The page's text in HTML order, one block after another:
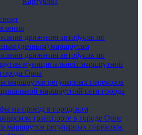
движения автобусов по
(дачным) маршрутам
движения автобусов по
муниципальной маршрутной
Орла
маршрутов регулярных перевозок
маршрутной сети города
на проезд в городском
транспорте в городе Орле
маршрутов регулярных перевозок